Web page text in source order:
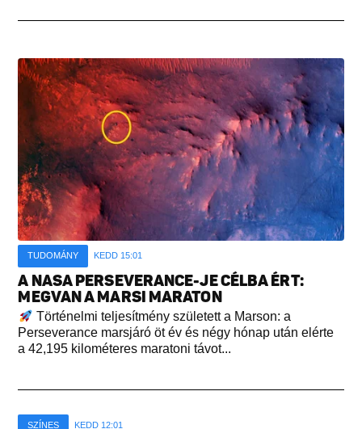
TUDOMÁNY KEDD 15:01
A NASA PERSEVERANCE-JE CÉLBA ÉRT:
MEGVAN A MARSI MARATON
Történelmi teljesítmény született a Marson: a
Perseverance marsjáró öt év és négy hónap után elérte
a 42,195 kilométeres maratoni távot...
SZÍNES KEDD 12:01